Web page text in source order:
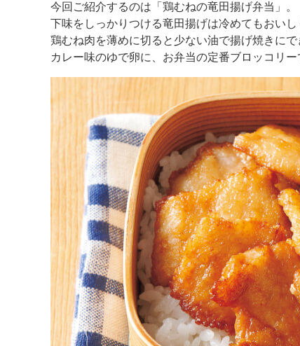
N
H
K
エ
ケ
ー
シ
ョ
ナ
ル
「
み
ん
な
の
き
ょ
う
の
料
理
今回ご紹介するのは「鶏むねの竜田揚げ弁当」。
下味をしっかりつける竜田揚げは冷めてもおいし
鶏むね肉を薄めに切ると少ない油で揚げ焼きにで
カレー味のゆで卵に、お弁当の定番ブロッコリー